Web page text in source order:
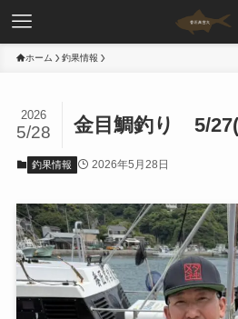
ホーム 釣果情報
金目鯛釣り 5/
2026
5/28
釣果情報 2026年5月28日